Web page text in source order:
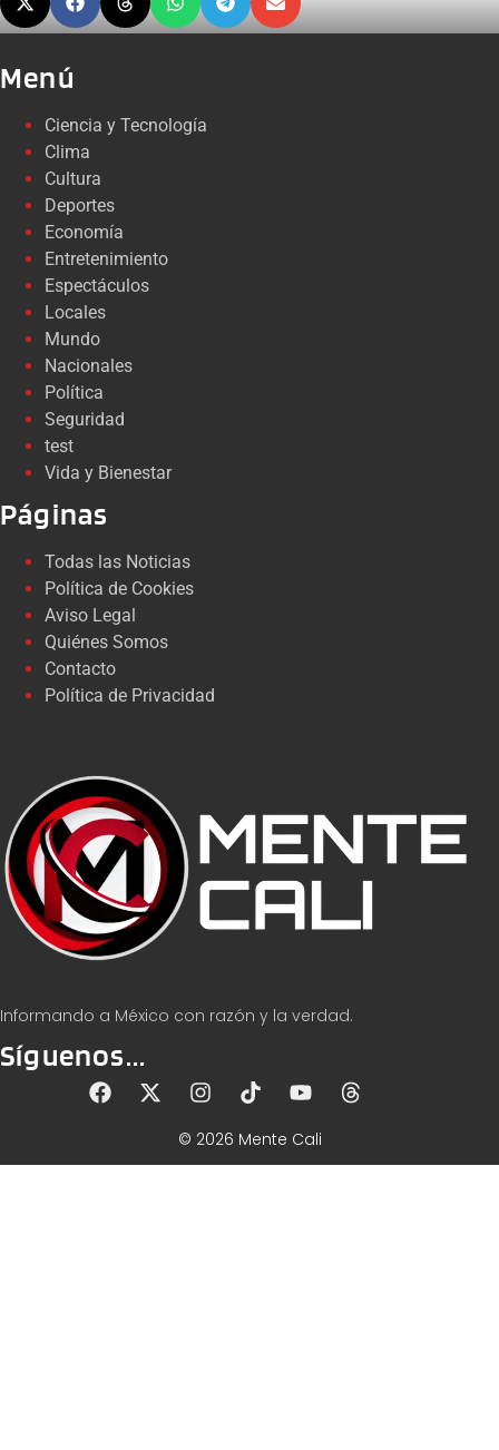
Informando a México con razón y la verdad.
Síguenos...
Menú
Ciencia y Tecnología
Clima
Cultura
Deportes
Economía
Entretenimiento
Espectáculos
Locales
Mundo
Nacionales
Política
Seguridad
test
Vida y Bienestar
Páginas
Todas las Noticias
Política de Cookies
Aviso Legal
Quiénes Somos
Contacto
Política de Privacidad
© 2026 Mente Cali